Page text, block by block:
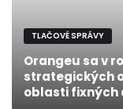
TLAČOVÉ SPRÁVY
Orangeu sa v
strategických
oblasti fixných